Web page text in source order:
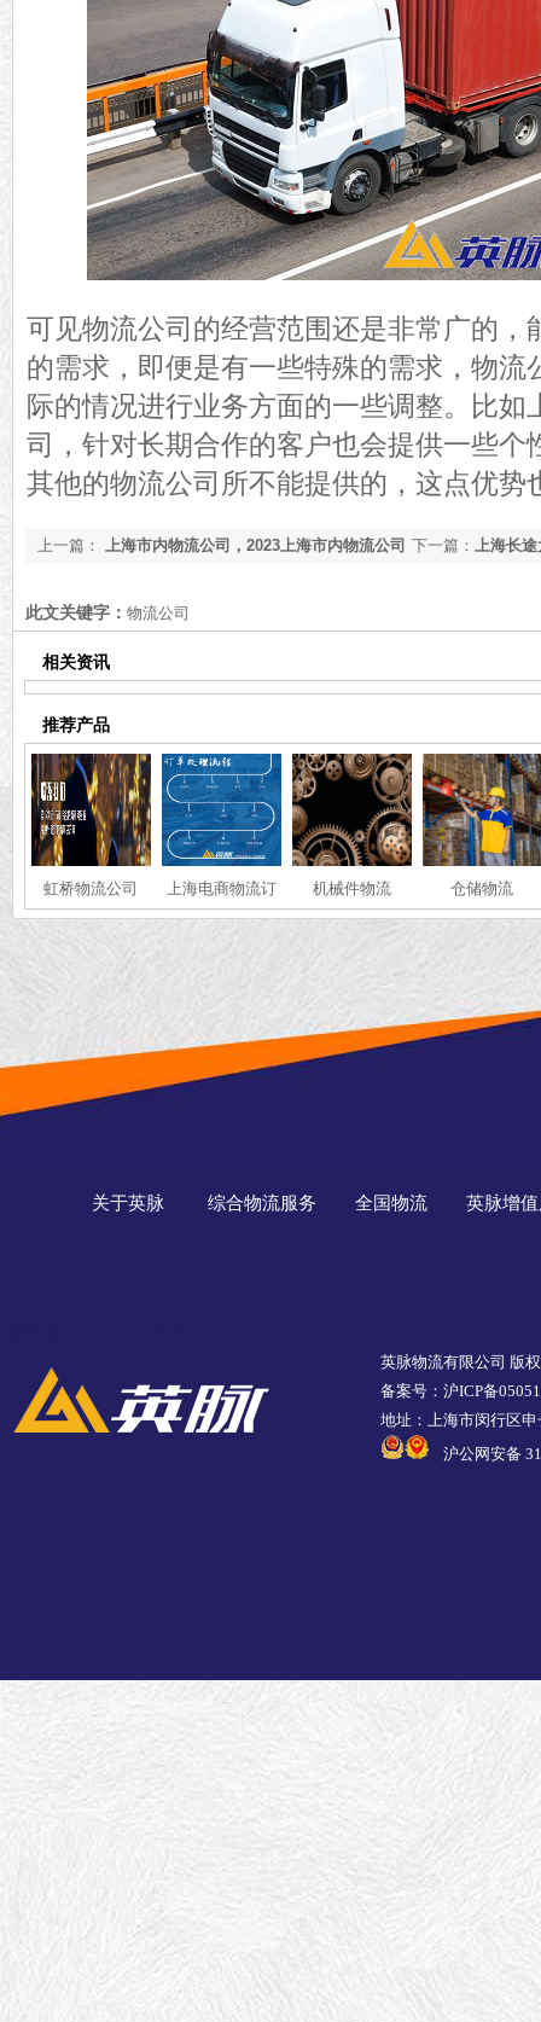
可见物流公司的经营范围还是非常广的，
的需求，即便是有一些特殊的需求 ， 物流
际的情况进行业务方面的一些调整。
比如
司，针对长期合作的客户也会提供一些个
其他的物流公司所不能提供的 ， 这点优势
下一篇： 上海长
上一篇： 上海市内物流公司，2023上海市内物流公司
此文关键字： 物流公司
相关资讯
推荐产品
虹桥物流公司
上海电商物流订
单处理
机械件物流 仓储物流
关于英脉 综合物流服务 全国物流 英脉增
英脉物流有限公司 版
备案号：沪ICP备
地址：上海市闵行区
沪公网安备